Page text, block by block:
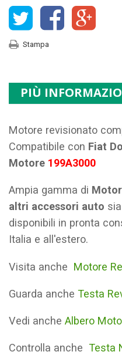
Stampa
PIÙ
Motore revisionato
Compatibile con Fiat
Motore 199A3000
Ampia gamma di
altri accessori auto
disponibili in pronta
Italia e all'estero.
Visita anche Motore
Guarda anche Testa
Vedi anche Albero
Controlla anche Testa